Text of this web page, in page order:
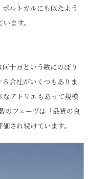
ルトガルにも似たよう
ます。
十万という数にのぼり
会社がいくつもありま
アトリエもあって規模
のフェーヴは「品質の良
され続けています。